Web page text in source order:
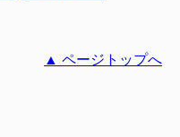
▲ ページトップへ